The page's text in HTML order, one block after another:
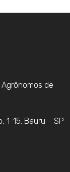
de
1-15. Bauru – SP